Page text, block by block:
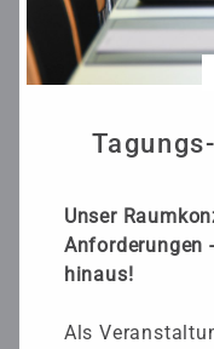
Unser
Anforderungen
hinaus!
Als